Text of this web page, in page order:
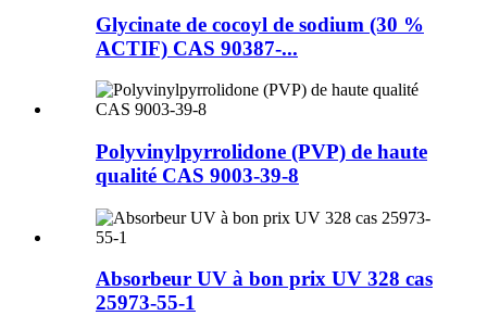
Glycinate de cocoyl de sodium (30 %
ACTIF) CAS 90387-...
Polyvinylpyrrolidone (PVP) de haute
qualité CAS 9003-39-8
Absorbeur UV à bon prix UV 328 cas
25973-55-1